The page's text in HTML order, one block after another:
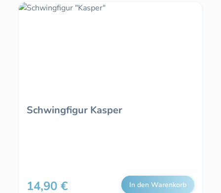
Schwingfigur Kasper
Regulärer Preis:
14,90 € In den Warenkorb